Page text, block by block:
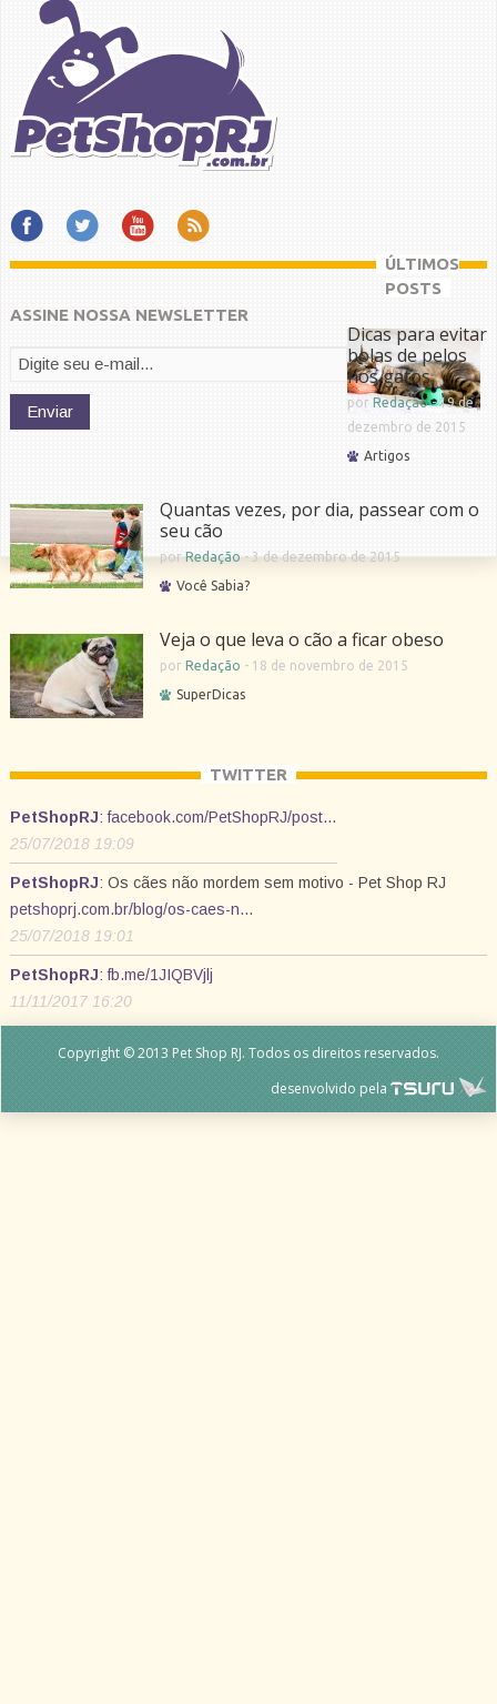
ASSINE NOSSA NEWSLETTER
ÚLTIMOS
POSTS
Dicas para evitar
bolas de pelos
nos gatos
por Redação-19 de
dezembro de 2015
Artigos
Quantas vezes, por dia, passear com o
seu cão
porRedação-3 de dezembro de 2015
Você Sabia?
Veja o que leva o cão a ficar obeso
por Redação - 18 de novembro de 2015
SuperDicas
TWITTER
PetShopRJ:facebook.com/PetShopRJ/post…
25/07/2018 19:09
PetShopRJ: Os cães não mordem sem motivo - Pet Shop RJ
petshoprj.com.br/blog/os-caes-n…
25/07/2018 19:01
PetShopRJ:fb.me/1JIQBVjlj
11/11/2017 16:20
Copyright © 2013 Pet Shop RJ. Todos os direitos reservados.
desenvolvido pela